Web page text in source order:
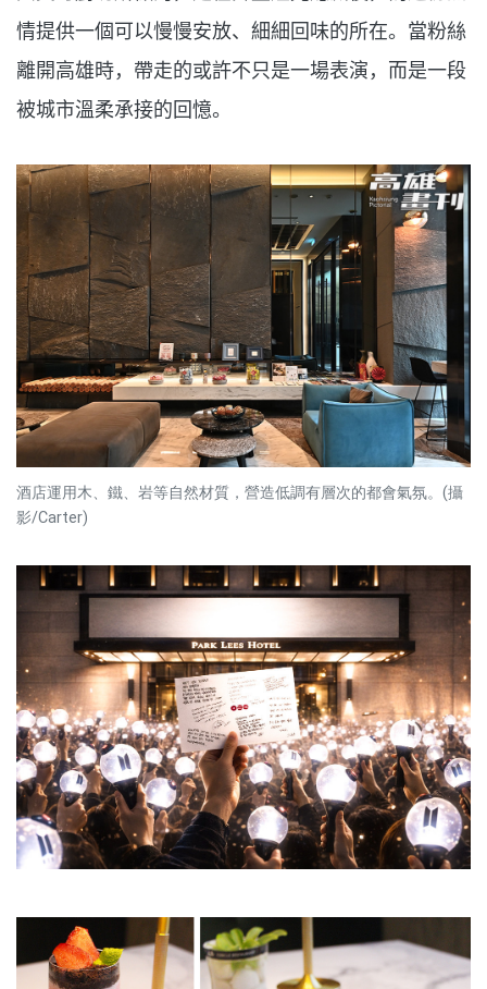
情提供一個可以慢慢安放、細細回味的所在。當粉絲
離開高雄時，帶走的或許不只是一場表演，而是一段
被城市溫柔承接的回憶。
酒店運用木、鐵、岩等自然材質，營造低調有層次的都會氣氛。(攝
影/Carter)